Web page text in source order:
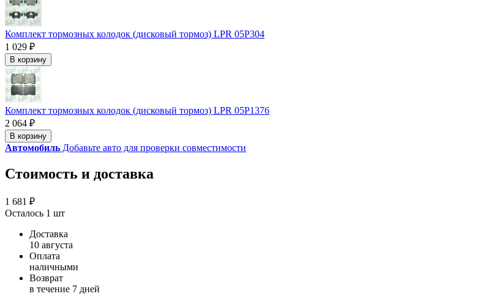
Комплект тормозных колодок (дисковый тормоз) LPR 05P304
1 029 ₽
В корзину
Комплект тормозных колодок (дисковый тормоз) LPR 05P1376
2 064 ₽
В корзину
Автомобиль Добавьте авто для проверки совместимости
Стоимость и доставка
1 681 ₽
Осталось 1 шт
Доставка
10 августа
Оплата
наличными
Возврат
в течение 7 дней